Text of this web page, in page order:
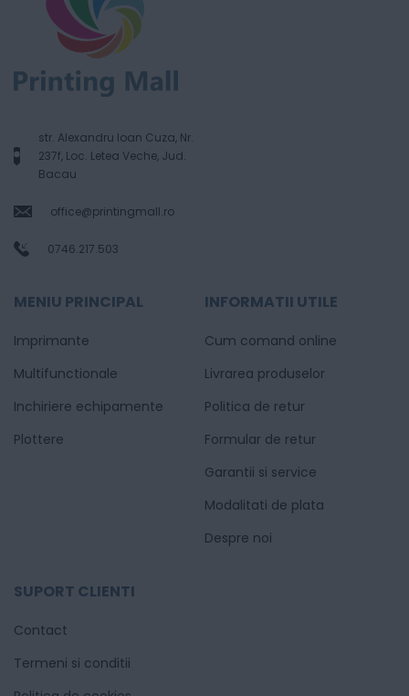
str. Alexandru Ioan Cuza, Nr.
237f, Loc. Letea Veche, Jud.
Bacau
office@printingmall.ro
0746.217.503
MENIU PRINCIPAL
Imprimante
Multifunctionale
Inchiriere echipamente
Plottere
INFORMATII UTILE
Cum comand online
Livrarea produselor
Politica de retur
Formular de retur
Garantii si service
Modalitati de plata
Despre noi
SUPORT CLIENTI
Contact
Termeni si conditii